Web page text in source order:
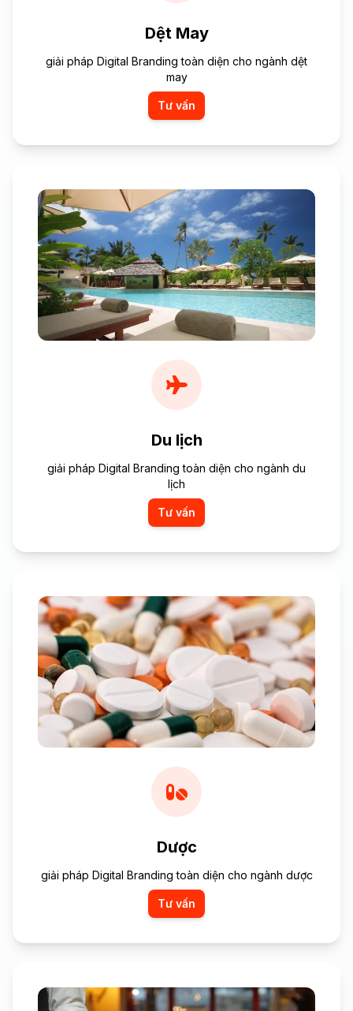
Dệt May
giải pháp Digital Branding toàn diện cho ngành dệt
may
Tư vấn
Du lịch
giải pháp Digital Branding toàn diện cho ngành du
lịch
Tư vấn
Dược
giải pháp Digital Branding toàn diện cho ngành dược
Tư vấn